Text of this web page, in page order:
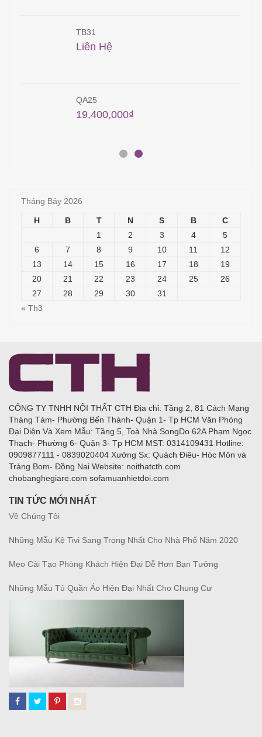
TB31
Liên Hệ
QA25
19,400,000₫
Tháng Bảy 2026
H B T N S B
C
1
2 3 4
5
6
7 8 9 10 11
12
13
14 15 16 17 18
19
20
21 22 23 24 25
26
27
28 29 30
31
« Th3
CÔNG TY TNHH NỘI THẤT CTH Địa chỉ: Tầng 2, 81 Cách Mạng
Tháng Tám- Phường Bến Thành- Quận 1- Tp HCM Văn Phòng
Đại Diện Và Xem Mẫu: Tầng 5, Toà Nhà SongDo 62A Phạm Ngọc
Thạch- Phường 6- Quận 3- Tp HCM MST: 0314109431 Hotline:
0909877111 - 0839020404 Xưởng Sx: Quách Điêu- Hóc Môn và
Trảng Bom- Đồng Nai Website: noithatcth.com
chobanghegiare.com sofamuanhietdoi.com
TIN TỨC MỚI NHẤT
Về Chúng Tôi
Những Mẫu Kệ Tivi Sang Trọng Nhất Cho Nhà Phố Năm 2020
Mẹo Cải Tạo Phòng Khách Hiện Đại Dễ Hơn Bạn Tưởng
Những Mẫu Tủ Quần Áo Hiện Đại Nhất Cho Chung Cư